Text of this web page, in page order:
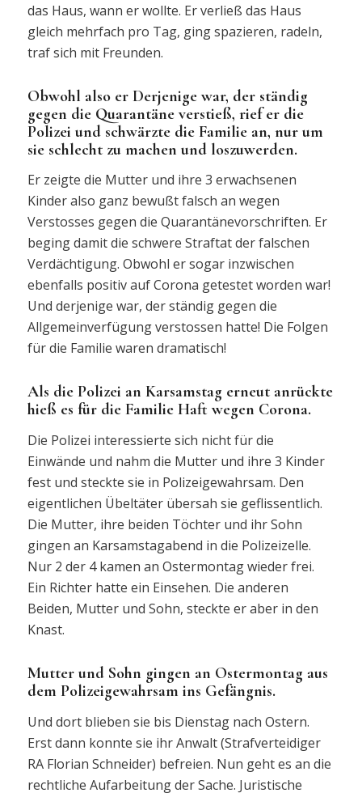
das Haus, wann er wollte. Er verließ das Haus
gleich mehrfach pro Tag, ging spazieren, radeln,
traf sich mit Freunden.
Obwohl also er Derjenige war, der ständig
gegen die Quarantäne verstieß, rief er die
Polizei und schwärzte die Familie an, nur um
sie schlecht zu machen und loszuwerden.
Er zeigte die Mutter und ihre 3 erwachsenen
Kinder also ganz bewußt falsch an wegen
Verstosses gegen die Quarantänevorschriften. Er
beging damit die schwere Straftat der falschen
Verdächtigung. Obwohl er sogar inzwischen
ebenfalls positiv auf Corona getestet worden war!
Und derjenige war, der ständig gegen die
Allgemeinverfügung verstossen hatte! Die Folgen
für die Familie waren dramatisch!
Als die Polizei an Karsamstag erneut anrückte
hieß es für die Familie Haft wegen Corona.
Die Polizei interessierte sich nicht für die
Einwände und nahm die Mutter und ihre 3 Kinder
fest und steckte sie in Polizeigewahrsam. Den
eigentlichen Übeltäter übersah sie geflissentlich.
Die Mutter, ihre beiden Töchter und ihr Sohn
gingen an Karsamstagabend in die Polizeizelle.
Nur 2 der 4 kamen an Ostermontag wieder frei.
Ein Richter hatte ein Einsehen. Die anderen
Beiden, Mutter und Sohn, steckte er aber in den
Knast.
Mutter und Sohn gingen an Ostermontag aus
dem Polizeigewahrsam ins Gefängnis.
Und dort blieben sie bis Dienstag nach Ostern.
Erst dann konnte sie ihr Anwalt (Strafverteidiger
RA Florian Schneider) befreien. Nun geht es an die
rechtliche Aufarbeitung der Sache. Juristische